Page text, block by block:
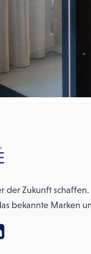
der Zukunft
bekannte Marken